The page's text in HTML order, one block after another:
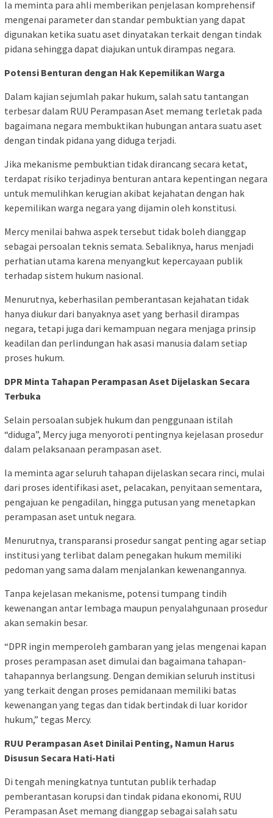
Ia meminta para ahli memberikan penjelasan komprehensif
mengenai parameter dan standar pembuktian yang dapat
digunakan ketika suatu aset dinyatakan terkait dengan tindak
pidana sehingga dapat diajukan untuk dirampas negara.
Potensi Benturan dengan Hak Kepemilikan Warga
Dalam kajian sejumlah pakar hukum, salah satu tantangan
terbesar dalam RUU Perampasan Aset memang terletak pada
bagaimana negara membuktikan hubungan antara suatu aset
dengan tindak pidana yang diduga terjadi.
Jika mekanisme pembuktian tidak dirancang secara ketat,
terdapat risiko terjadinya benturan antara kepentingan negara
untuk memulihkan kerugian akibat kejahatan dengan hak
kepemilikan warga negara yang dijamin oleh konstitusi.
Mercy menilai bahwa aspek tersebut tidak boleh dianggap
sebagai persoalan teknis semata. Sebaliknya, harus menjadi
perhatian utama karena menyangkut kepercayaan publik
terhadap sistem hukum nasional.
Menurutnya, keberhasilan pemberantasan kejahatan tidak
hanya diukur dari banyaknya aset yang berhasil dirampas
negara, tetapi juga dari kemampuan negara menjaga prinsip
keadilan dan perlindungan hak asasi manusia dalam setiap
proses hukum.
DPR Minta Tahapan Perampasan Aset Dijelaskan Secara
Terbuka
Selain persoalan subjek hukum dan penggunaan istilah
“diduga”, Mercy juga menyoroti pentingnya kejelasan prosedur
dalam pelaksanaan perampasan aset.
Ia meminta agar seluruh tahapan dijelaskan secara rinci, mulai
dari proses identifikasi aset, pelacakan, penyitaan sementara,
pengajuan ke pengadilan, hingga putusan yang menetapkan
perampasan aset untuk negara.
Menurutnya, transparansi prosedur sangat penting agar setiap
institusi yang terlibat dalam penegakan hukum memiliki
pedoman yang sama dalam menjalankan kewenangannya.
Tanpa kejelasan mekanisme, potensi tumpang tindih
kewenangan antar lembaga maupun penyalahgunaan prosedur
akan semakin besar.
“DPR ingin memperoleh gambaran yang jelas mengenai kapan
proses perampasan aset dimulai dan bagaimana tahapan-
tahapannya berlangsung. Dengan demikian seluruh institusi
yang terkait dengan proses pemidanaan memiliki batas
kewenangan yang tegas dan tidak bertindak di luar koridor
hukum,” tegas Mercy.
RUU Perampasan Aset Dinilai Penting, Namun Harus
Disusun Secara Hati-Hati
Di tengah meningkatnya tuntutan publik terhadap
pemberantasan korupsi dan tindak pidana ekonomi, RUU
Perampasan Aset memang dianggap sebagai salah satu